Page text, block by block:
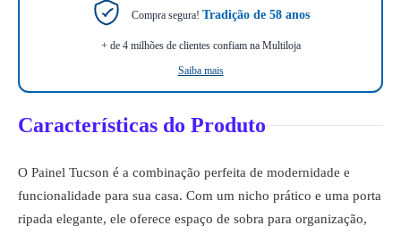
Compra segura! Tradição de 58 anos
+ de 4 milhões de clientes confiam na Multiloja
Saiba mais
Características do Produto
O Painel Tucson é a combinação perfeita de modernidade e
funcionalidade para sua casa. Com um nicho prático e uma porta
ripada elegante, ele oferece espaço de sobra para organização,